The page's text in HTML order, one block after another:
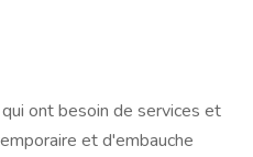
ont besoin de services et
et d'embauche